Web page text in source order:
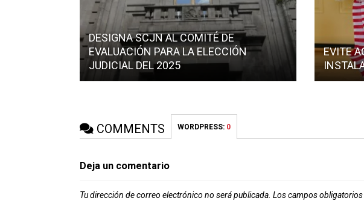
DESIGNA SCJN AL COMITÉ DE
EVALUACIÓN PARA LA ELECCIÓN
JUDICIAL DEL 2025
EVITE
COMMENTS WORDPRESS: 0
Deja un comentario
Tu dirección de correo electrónico no será publicada. Los campos